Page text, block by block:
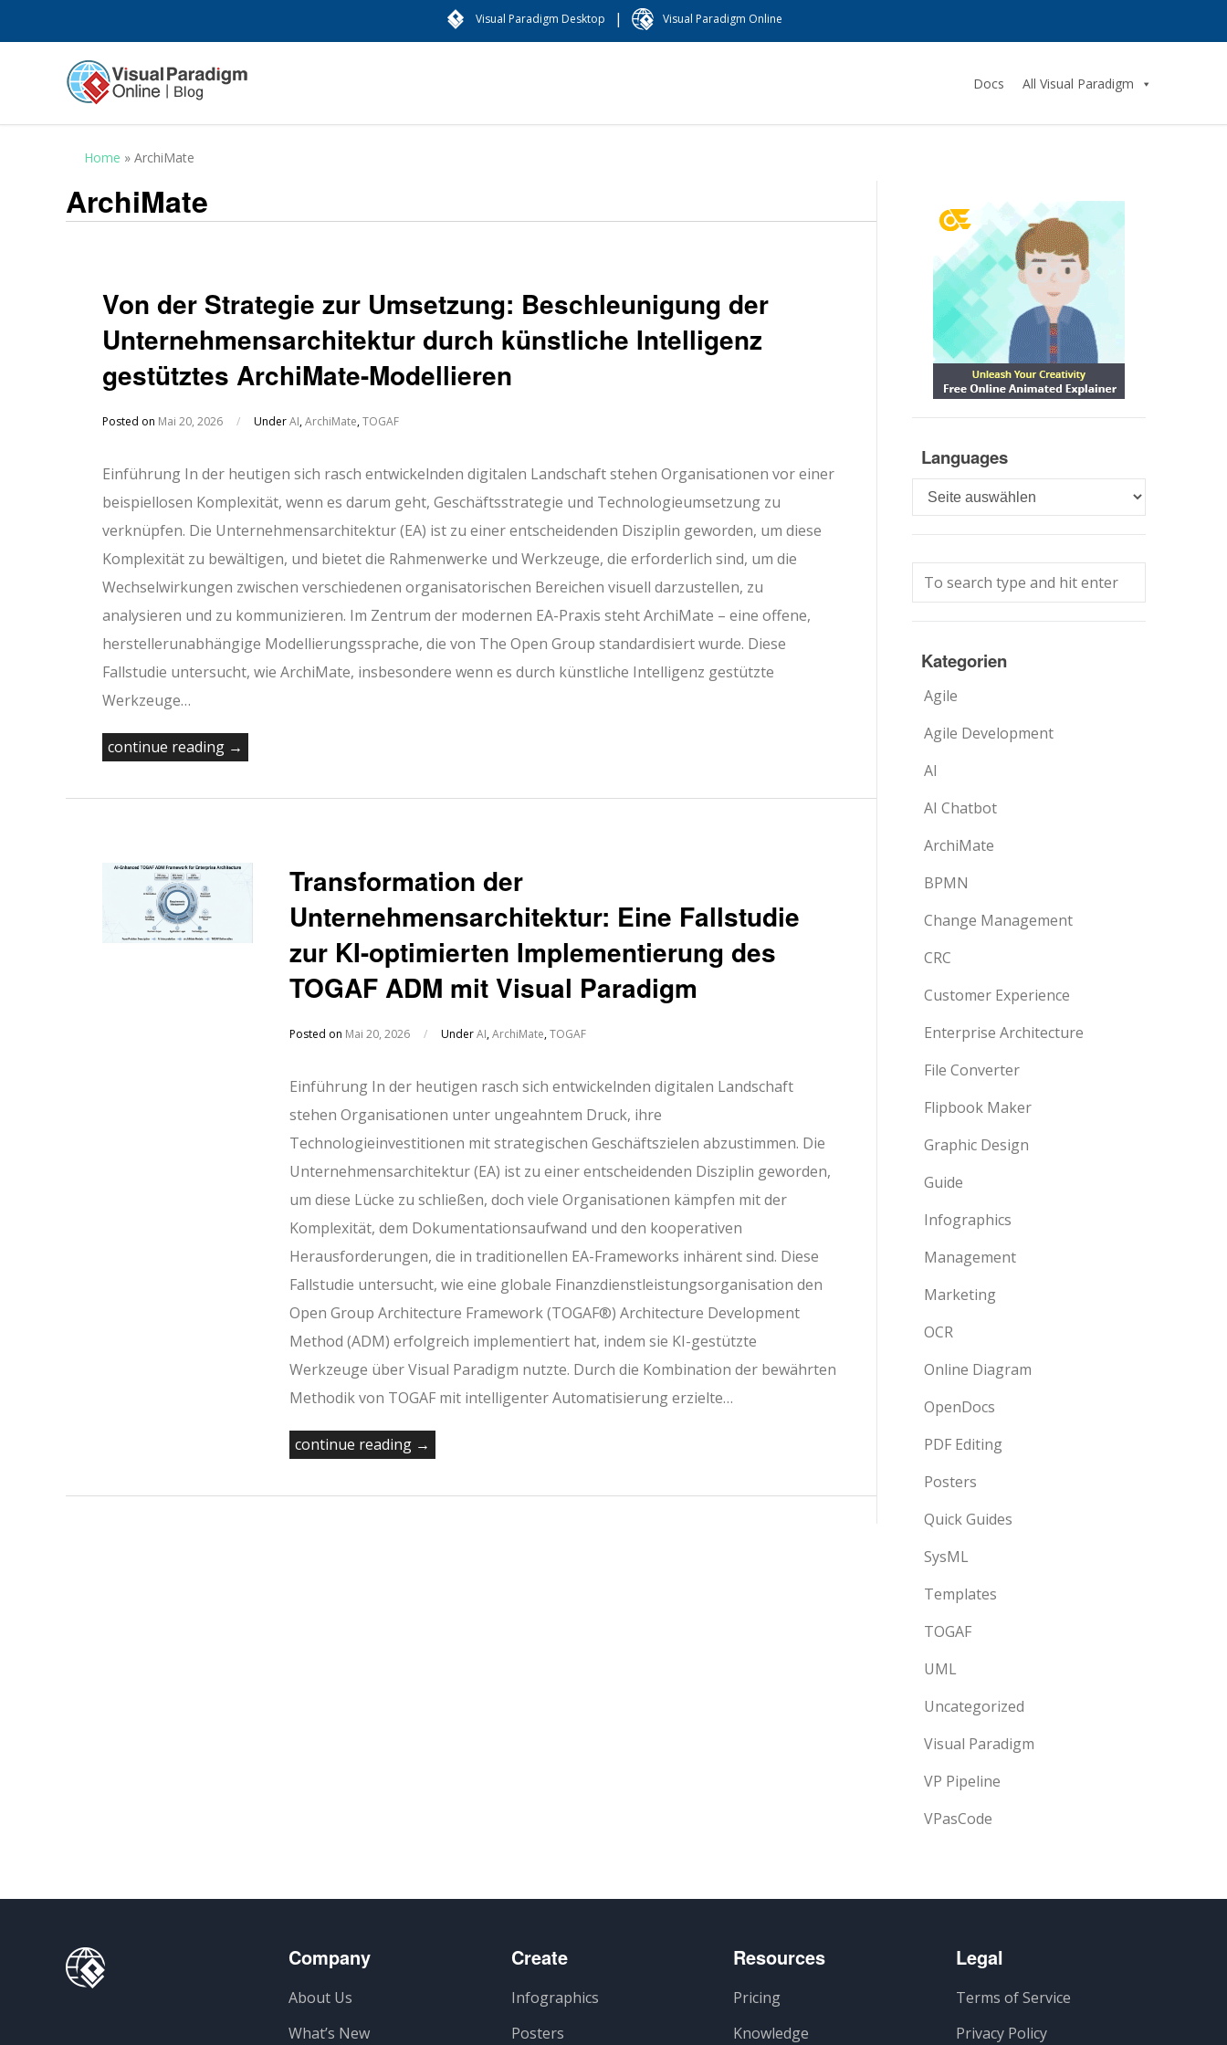
Visual Paradigm Desktop | Visual Paradigm Online
Docs All Visual Paradigm
Home » ArchiMate
ArchiMate
Von der Strategie zur Umsetzung: Beschleunigung der
Unternehmensarchitektur durch künstliche Intelligenz
gestütztes ArchiMate-Modellieren
Posted on Mai 20, 2026 / UnderAI,ArchiMate,TOGAF
Einführung In der heutigen sich rasch entwickelnden digitalen Landschaft stehen Organisationen vor einer
beispiellosen Komplexität, wenn es darum geht, Geschäftsstrategie und Technologieumsetzung zu
verknüpfen. Die Unternehmensarchitektur (EA) ist zu einer entscheidenden Disziplin geworden, um diese
Komplexität zu bewältigen, und bietet die Rahmenwerke und Werkzeuge, die erforderlich sind, um die
Wechselwirkungen zwischen verschiedenen organisatorischen Bereichen visuell darzustellen, zu
analysieren und zu kommunizieren. Im Zentrum der modernen EA-Praxis steht ArchiMate – eine offene,
herstellerunabhängige Modellierungssprache, die von The Open Group standardisiert wurde. Diese
Fallstudie untersucht, wie ArchiMate, insbesondere wenn es durch künstliche Intelligenz gestützte
Werkzeuge…
continue reading →
Transformation der
Unternehmensarchitektur: Eine Fallstudie
zur KI-optimierten Implementierung des
TOGAF ADM mit Visual Paradigm
Posted on Mai 20, 2026 / UnderAI,ArchiMate,TOGAF
Einführung In der heutigen rasch sich entwickelnden digitalen Landschaft
stehen Organisationen unter ungeahntem Druck, ihre
Technologieinvestitionen mit strategischen Geschäftszielen abzustimmen. Die
Unternehmensarchitektur (EA) ist zu einer entscheidenden Disziplin geworden,
um diese Lücke zu schließen, doch viele Organisationen kämpfen mit der
Komplexität, dem Dokumentationsaufwand und den kooperativen
Herausforderungen, die in traditionellen EA-Frameworks inhärent sind. Diese
Fallstudie untersucht, wie eine globale Finanzdienstleistungsorganisation den
Open Group Architecture Framework (TOGAF®) Architecture Development
Method (ADM) erfolgreich implementiert hat, indem sie KI-gestützte
Werkzeuge über Visual Paradigm nutzte. Durch die Kombination der bewährten
Methodik von TOGAF mit intelligenter Automatisierung erzielte…
continue reading →
Languages
Languages
Kategorien
Agile
Agile Development
AI
AI Chatbot
ArchiMate
BPMN
Change Management
CRC
Customer Experience
Enterprise Architecture
File Converter
Flipbook Maker
Graphic Design
Guide
Infographics
Management
Marketing
OCR
Online Diagram
OpenDocs
PDF Editing
Posters
Quick Guides
SysML
Templates
TOGAF
UML
Uncategorized
Visual Paradigm
VP Pipeline
VPasCode
Company
About Us
What’s New
Create
Infographics
Posters
Resources
Pricing
Knowledge
Legal
Terms of Service
Privacy Policy